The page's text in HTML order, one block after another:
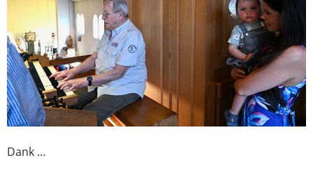
Dank …